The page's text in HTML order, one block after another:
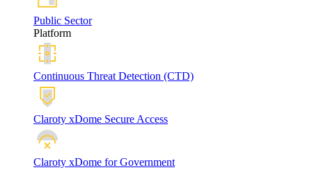
Public Sector
Platform
Continuous Threat Detection (CTD)
Claroty xDome Secure Access
Claroty xDome for Government